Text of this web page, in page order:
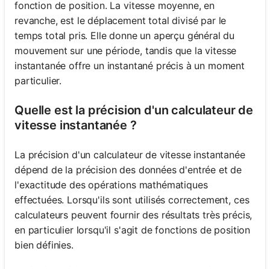
fonction de position. La vitesse moyenne, en
revanche, est le déplacement total divisé par le
temps total pris. Elle donne un aperçu général du
mouvement sur une période, tandis que la vitesse
instantanée offre un instantané précis à un moment
particulier.
Quelle est la précision d'un calculateur de
vitesse instantanée ?
La précision d'un calculateur de vitesse instantanée
dépend de la précision des données d'entrée et de
l'exactitude des opérations mathématiques
effectuées. Lorsqu'ils sont utilisés correctement, ces
calculateurs peuvent fournir des résultats très précis,
en particulier lorsqu'il s'agit de fonctions de position
bien définies.